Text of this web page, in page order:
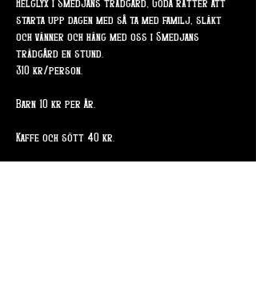
Helglyx i Smedjans trädgård, Goda rätter att
starta upp dagen med så ta med familj, släkt
och vänner och häng med oss i Smedjans
trädgård en stund.
310 kr/person.
Barn 10 kr per år.
Kaffe och sött 40 kr.